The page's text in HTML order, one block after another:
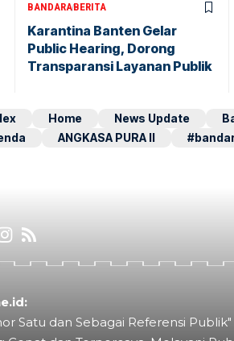
BANDARABERITA
Karantina Banten Gelar
Public Hearing, Dorong
Transparansi Layanan Publik
Home News Update
ANGKASA PURA II
Satu dan Sebagai Referensi Publik"